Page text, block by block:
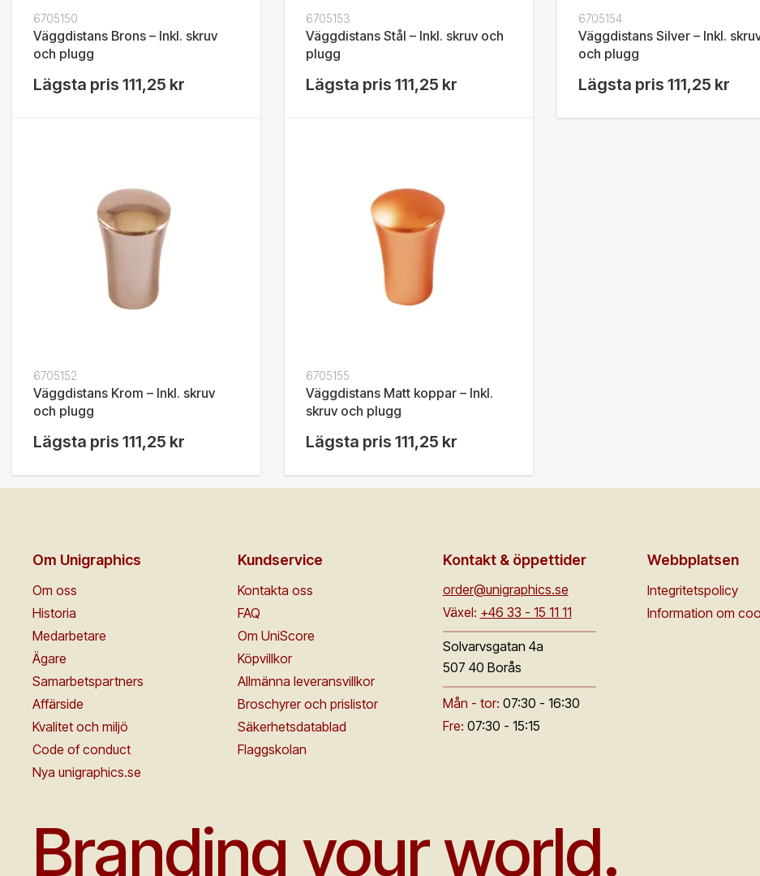
6705150
Väggdistans Brons – Inkl. skruv
och plugg
Lägsta pris 111,25 kr
6705153
Väggdistans Stål – Inkl. skruv och
plugg
Lägsta pris 111,25 kr
6705154
Väggdistans Silver – Inkl.
och plugg
Lägsta pris 111,25 kr
6705152
Väggdistans Krom – Inkl. skruv
och plugg
Lägsta pris 111,25 kr
6705155
Väggdistans Matt koppar – Inkl.
skruv och plugg
Lägsta pris 111,25 kr
Om Unigraphics
Om oss
Historia
Medarbetare
Ägare
Samarbetspartners
Affärside
Kvalitet och miljö
Code of conduct
Nya unigraphics.se
Kundservice
Kontakta oss
FAQ
Om UniScore
Köpvillkor
Allmänna leveransvillkor
Broschyrer och prislistor
Säkerhetsdatablad
Flaggskolan
Kontakt & öppettider
order@unigraphics.se
Växel: +46 33 - 15 11 11
Solvarvsgatan 4a
507 40 Borås
Mån - tor: 07:30 - 16:30
Fre: 07:30 - 15:15
Webbplatsen
Integritetspolicy
Information om
Branding your world.